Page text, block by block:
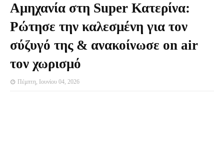
Αμηχανία στη Super Κατερίνα:
Ρώτησε την καλεσμένη για τον
σύζυγό της & ανακοίνωσε on air
τον χωρισμό
Πέμπτη, Ιουνίου 04, 2026